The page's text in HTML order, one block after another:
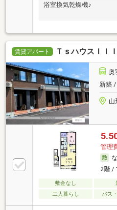
浴室換気乾燥機♪
賃貸アパート ＴｓハウスＩＩＩ
奥
新築
山
管理
2階 /
敷金なし
二人暮らし
バス